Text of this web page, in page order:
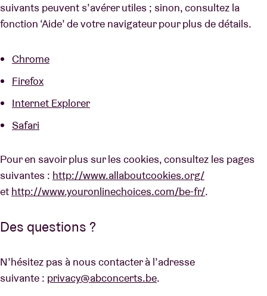
suivants peuvent s’avérer utiles ; sinon, consultez la
fonction ‘Aide’ de votre navigateur pour plus de détails.
Chrome
Firefox
Internet Explorer
Safari
Pour en savoir plus sur les cookies, consultez les pages
suivantes : http://www.allaboutcookies.org/
et http://www.youronlinechoices.com/be-fr/.
Des questions ?
N’hésitez pas à nous contacter à l’adresse
suivante : privacy@abconcerts.be.